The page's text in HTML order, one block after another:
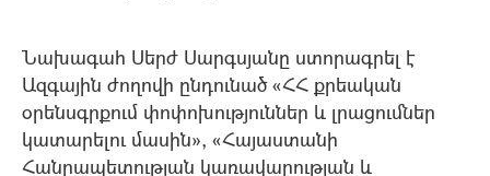
Նախագահ Սերժ Սարգսյանը ստորագրել է
Ազգային ժողովի ընդունած «ՀՀ քրեական
օրենսգրքում փոփոխություններ և լրացումներ
կատարելու մասին», «Հայաստանի
Հանրապետության կառավարության և